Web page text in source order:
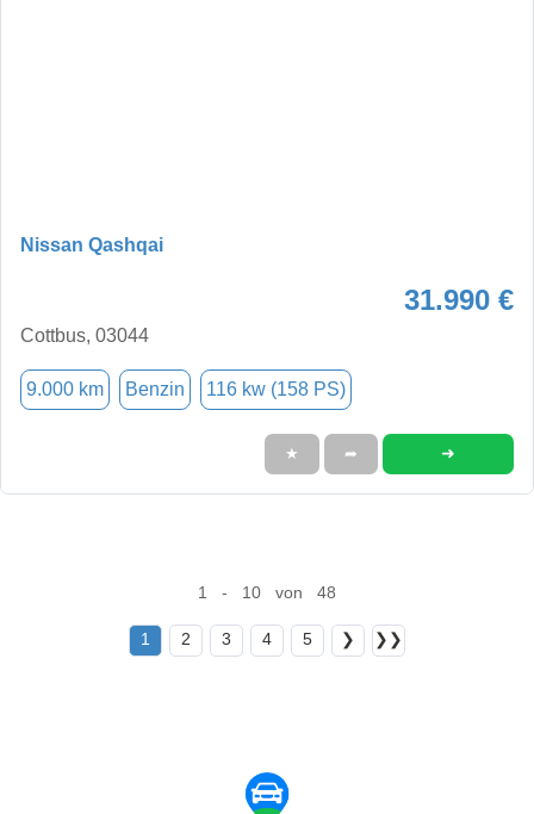
Nissan Qashqai
31.990 €
Cottbus, 03044
9.000 km Benzin 116 kw (158 PS)
★ ➦ ➜
1 - 10 von 48
1 2 3 4 5 ❯ ❯❯